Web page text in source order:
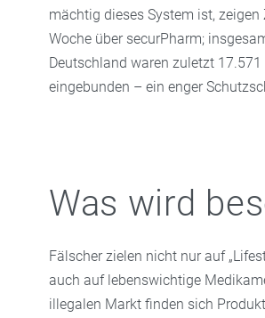
mächtig dieses System ist,
Woche über securPharm;
Deutschland waren zuletzt
eingebunden – ein enger
Was wird
Fälscher zielen nicht nur auf
auch auf lebenswichtige
illegalen Markt finden sich